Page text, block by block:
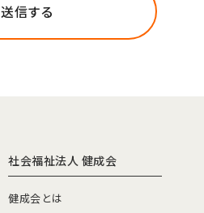
送信する
社会福祉法人 健成会
健成会とは